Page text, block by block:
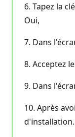
6. Tapez la
Oui,
7. Dans
8. Acceptez
9. Dans
10. Après
d'installation.